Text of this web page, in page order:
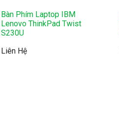
Bàn Phím Laptop IBM
Lenovo ThinkPad Twist
S230U
Liên Hệ